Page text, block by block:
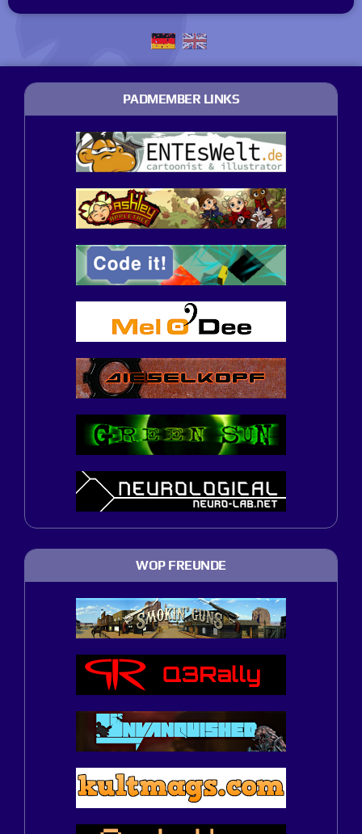
PADMEMBER LINKS
WOP FREUNDE